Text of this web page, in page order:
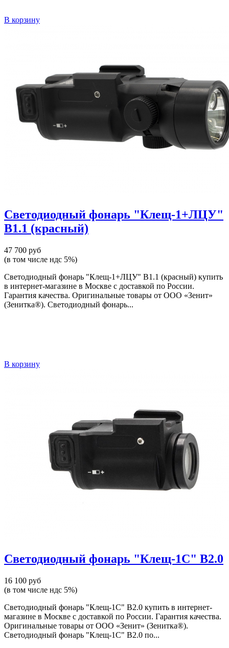
В корзину
Светодиодный фонарь "Клещ-1+ЛЦУ"
В1.1 (красный)
47 700 руб
(в том числе ндс 5%)
Светодиодный фонарь "Клещ-1+ЛЦУ" В1.1 (красный) купить
в интернет-магазине в Москве с доставкой по России.
Гарантия качества. Оригинальные товары от ООО «Зенит»
(Зенитка®). Светодиодный фонарь...
В корзину
Светодиодный фонарь "Клещ-1С" В2.0
16 100 руб
(в том числе ндс 5%)
Светодиодный фонарь "Клещ-1С" В2.0 купить в интернет-
магазине в Москве с доставкой по России. Гарантия качества.
Оригинальные товары от ООО «Зенит» (Зенитка®).
Светодиодный фонарь "Клещ-1С" В2.0 по...